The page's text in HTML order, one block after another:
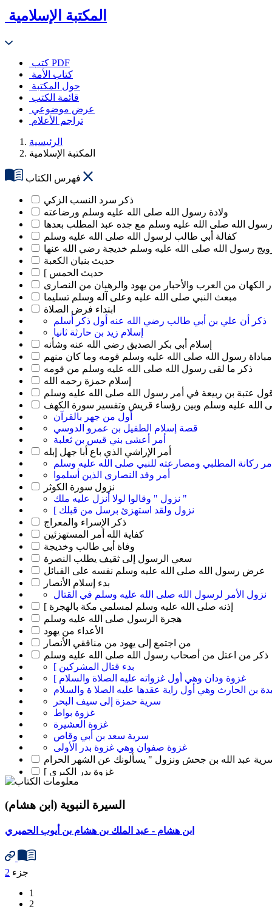
المكتبة الإسلامية
كتب PDF
كتاب الأمة
حول المكتبة
قائمة الكتب
عرض موضوعي
تراجم الأعلام
الرئيسية
المكتبة الإسلامية
ذكر سرد النسب الزكي
ولادة رسول الله صلى الله عليه وسلم ورضاعته
الله صلى الله عليه وسلم مع جده عبد المطلب بعدها
كفالة أبي طالب لرسول الله صلى الله عليه وسلم
رسول الله صلى الله عليه وسلم خديجة رضي الله عنها
حديث بنيان الكعبة
[ حديث الحمس
الكهان من العرب والأحبار من يهود والرهبان من النصارى
مبعث النبي صلى الله عليه وعلى آله وسلم تسليما
ابتداء فرض الصلاة
ذكر أن علي بن أبي طالب رضي الله عنه أول ذكر أسلم
إسلام زيد بن حارثة ثانيا
إسلام أبي بكر الصديق رضي الله عنه وشأنه
مباداة رسول الله صلى الله عليه وسلم قومه وما كان منهم
ذكر ما لقى رسول الله صلى الله عليه وسلم من قومه
إسلام حمزة رحمه الله
عتبة بن ربيعة في أمر رسول الله صلى الله عليه وسلم
الله عليه وسلم وبين رؤساء قريش وتفسير سورة الكهف
أول من جهر بالقرآن
قصة إسلام الطفيل بن عمرو الدوسي
أمر أعشى بني قيس بن ثعلبة
أمر الإراشي الذي باع أبا جهل إبله
أمر ركانة المطلبي ومصارعته للنبي صلى الله عليه وسلم
أمر وفد النصارى الذين أسلموا
نزول سورة الكوثر
نزول " وقالوا لولا أنزل عليه ملك "
[ نزول ولقد استهزئ برسل من قبلك
ذكر الإسراء والمعراج
كفاية الله أمر المستهزئين
وفاة أبي طالب وخديجة
سعي الرسول إلى ثقيف يطلب النصرة
عرض رسول الله صلى الله عليه وسلم نفسه على القبائل
بدء إسلام الأنصار
نزول الأمر لرسول الله صلى الله عليه وسلم في القتال
[ إذنه صلى الله عليه وسلم لمسلمي مكة بالهجرة
هجرة الرسول صلى الله عليه وسلم
الأعداء من يهود
من اجتمع إلى يهود من منافقي الأنصار
ذكر من اعتل من أصحاب رسول الله صلى الله عليه وسلم
[ بدء قتال المشركين
[ غزوة ودان وهي أول غزواته عليه الصلاة والسلام
بن الحارث وهي أول راية عقدها عليه الصلا ة والسلام
سرية حمزة إلى سيف البحر
غزوة بواط
غزوة العشيرة
سرية سعد بن أبي وقاص
غزوة صفوان وهي غزوة بدر الأولى
[ غزوة بدر الكبرى
غزوة بني سليم بالكدر
غزوة ذي أمر
أمر بني قينقاع
السيرة النبوية (ابن هشام)
ابن هشام - عبد الملك بن هشام بن أيوب الحميري
جزء 2
1
2